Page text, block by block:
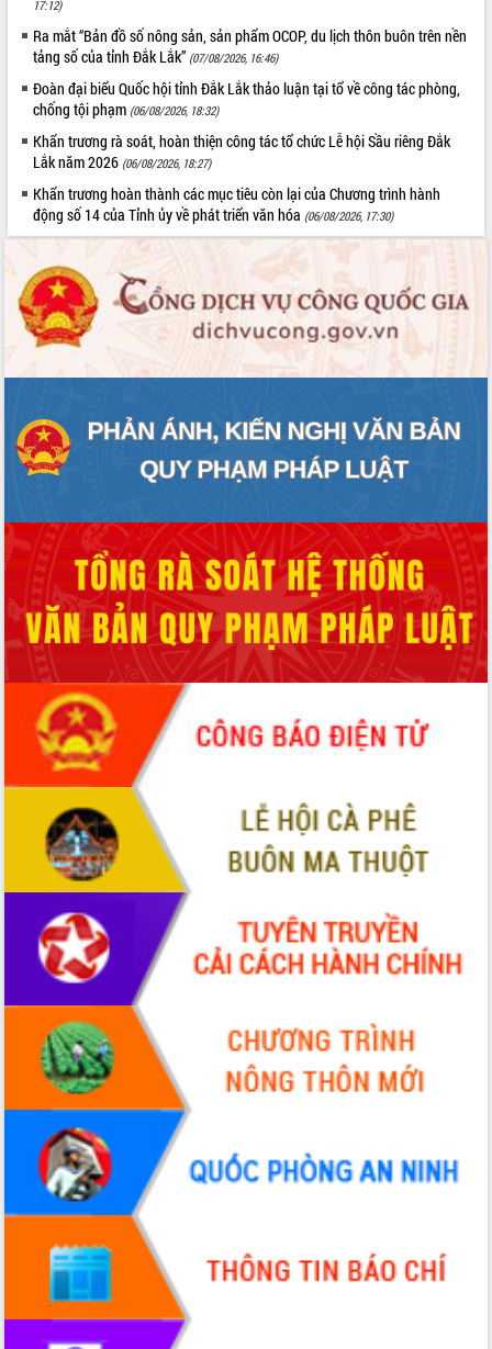
17:12)
Ra mắt “Bản đồ số nông sản, sản phẩm OCOP, du lịch thôn buôn trên nền
tảng số của tỉnh Đắk Lắk” (07/08/2026, 16:46)
Đoàn đại biểu Quốc hội tỉnh Đắk Lắk thảo luận tại tổ về công tác phòng,
chống tội phạm (06/08/2026, 18:32)
Khẩn trương rà soát, hoàn thiện công tác tổ chức Lễ hội Sầu riêng Đắk
Lắk năm 2026 (06/08/2026, 18:27)
Khẩn trương hoàn thành các mục tiêu còn lại của Chương trình hành
động số 14 của Tỉnh ủy về phát triển văn hóa (06/08/2026, 17:30)